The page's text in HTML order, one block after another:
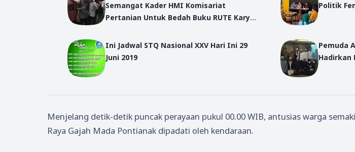
Semangat Kader HMI Komisariat
Pertanian Untuk Bedah Buku RUTE Karya
Politik
Ini Jadwal STQ Nasional XXV Hari Ini 29
Juni 2019
Pemuda
Hadirkan
Menjelang detik-detik puncak perayaan pukul 00.00 WIB, antusias warga
Raya Gajah Mada Pontianak dipadati oleh kendaraan.